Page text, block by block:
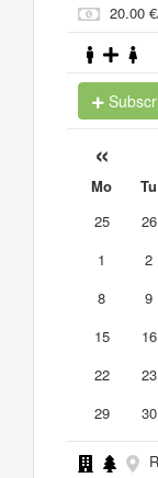
20.00
«
Mo Tu
25
26
1
2
8
9
15
16
22
23
29
30